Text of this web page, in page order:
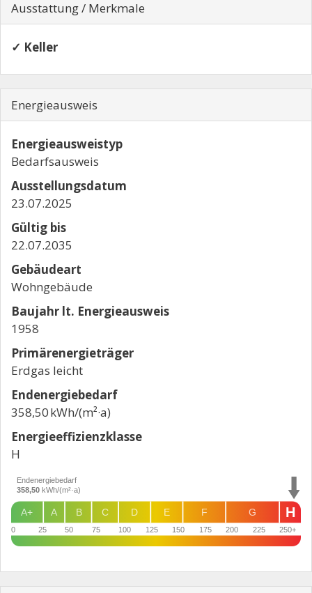
Ausstattung / Merkmale
✓ Keller
Energieausweis
Energieausweistyp
Bedarfs­ausweis
Ausstellungsdatum
23.07.2025
Gültig bis
22.07.2035
Gebäudeart
Wohngebäude
Baujahr lt. Energieausweis
1958
Primärenergieträger
Erdgas leicht
Endenergie­bedarf
358,50 kWh/(m²·a)
Energie­effizienz­klasse
H
0 25 50 75 100 125 150 175 200 225 250+
G
F
E
D
C
B
A
A+ H
Endenergiebedarf
358,50kWh/(m²·a)